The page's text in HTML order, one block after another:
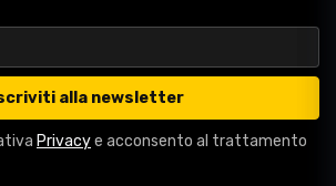
alla newsletter
Privacye acconsento al trattamento